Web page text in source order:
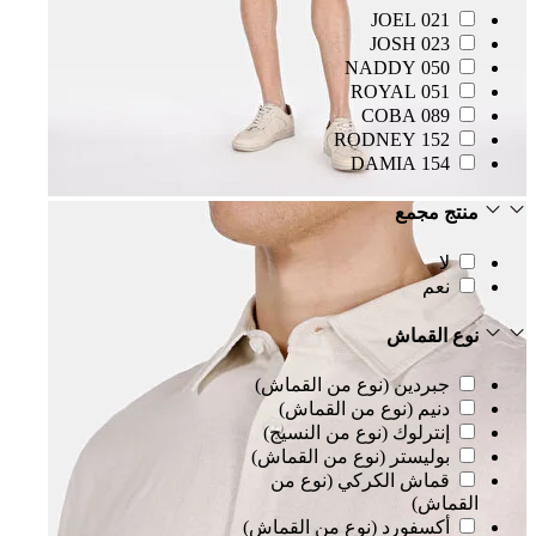
021 JOEL
023 JOSH
050 NADDY
051 ROYAL
089 COBA
152 RODNEY
154 DAMIA
منتج مجمع
لا
نعم
نوع القماش
جبردين (نوع من القماش)
دنيم (نوع من القماش)
إنترلوك (نوع من النسيج)
بوليستر (نوع من القماش)
قماش الكركي (نوع من
القماش)
أكسفورد (نوع من القماش)